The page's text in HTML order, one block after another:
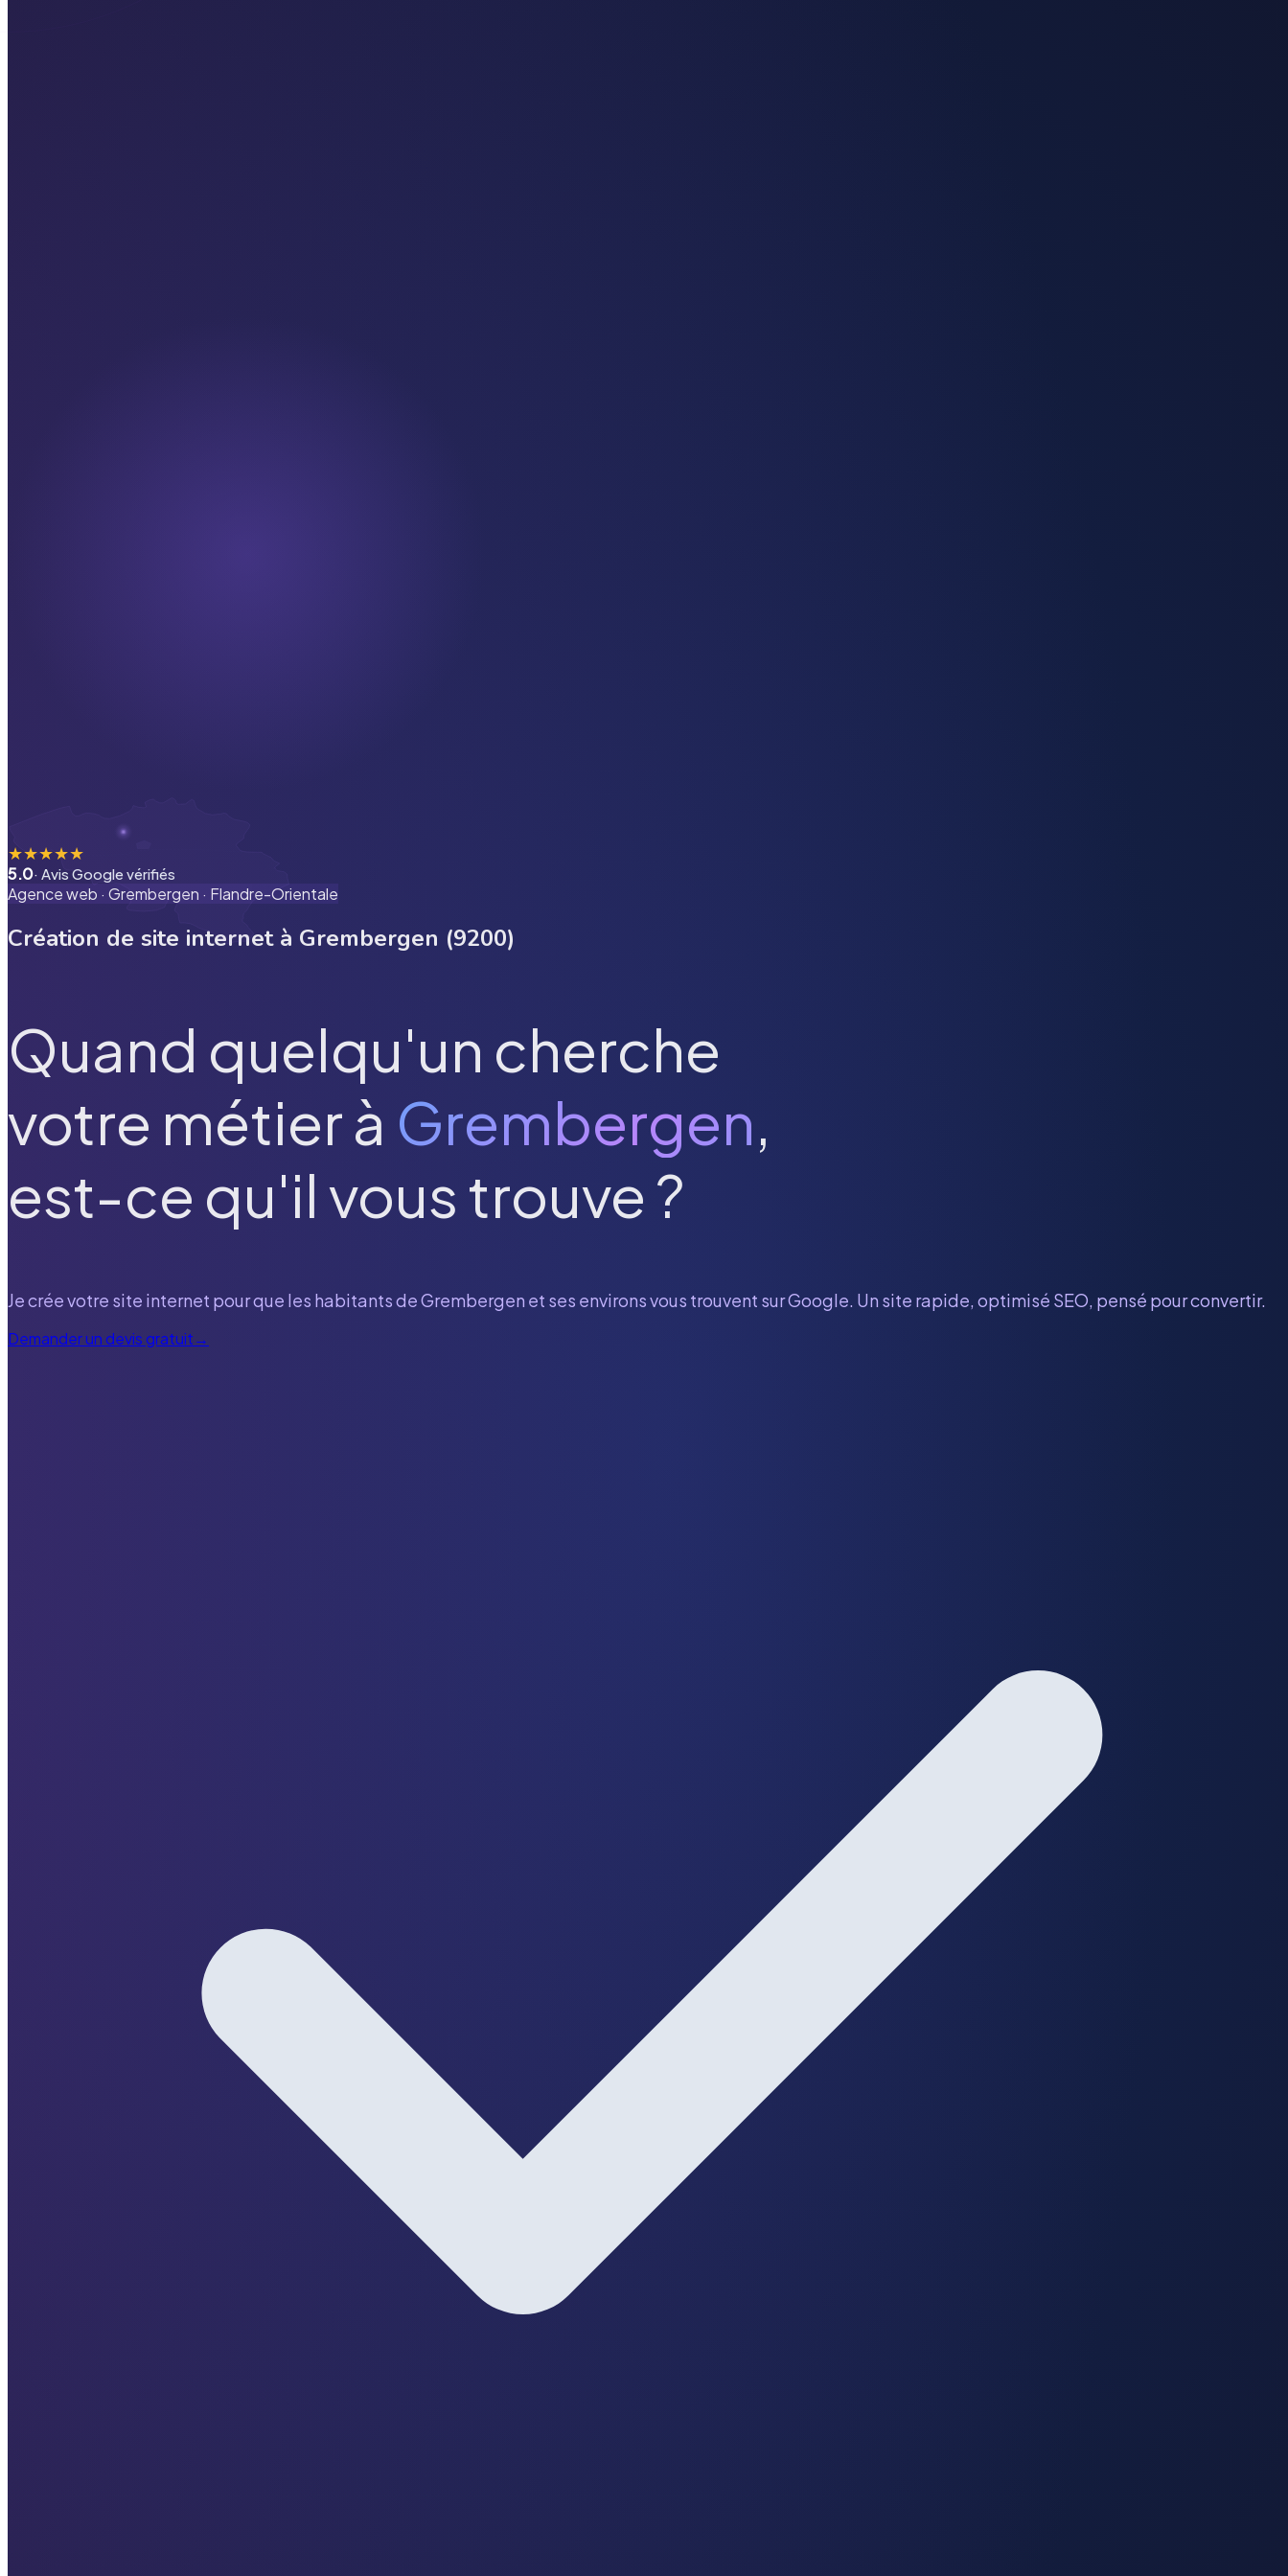
★★★★★
5.0· Avis Google vérifiés
Agence web · Grembergen · Flandre-Orientale
Création de site internet à Grembergen (9200)
Quand quelqu'un cherche
votre métier à Grembergen,
est-ce qu'il vous trouve ?
Je crée votre site internet pour que les habitants deGrembergen et ses environs vous trouvent sur Google. Un site rapide, optimisé SEO, pensé pour convertir.
Demander un devis gratuit→